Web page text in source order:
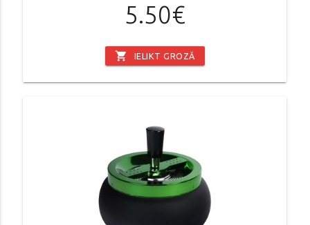
5.50€
shopping_cart IELIKT GROZĀ